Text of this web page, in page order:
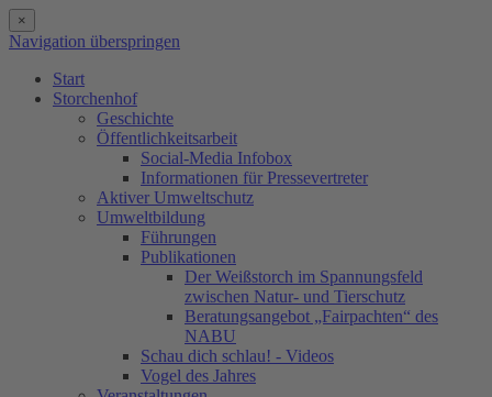
×
Navigation überspringen
Start
Storchenhof
Geschichte
Öffentlichkeitsarbeit
Social-Media Infobox
Informationen für Pressevertreter
Aktiver Umweltschutz
Umweltbildung
Führungen
Publikationen
Der Weißstorch im Spannungsfeld
zwischen Natur- und Tierschutz
Beratungsangebot „Fairpachten“ des
NABU
Schau dich schlau! - Videos
Vogel des Jahres